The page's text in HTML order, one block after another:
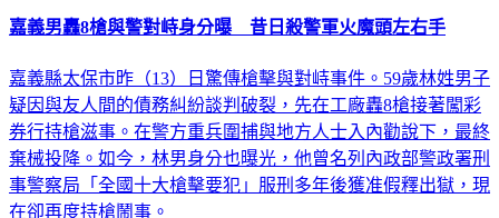
嘉義男轟8槍與警對峙身分曝 昔日殺警軍火魔頭左右手
嘉義縣太保市昨（13）日驚傳槍擊與對峙事件。59歲林姓男子
疑因與友人間的債務糾紛談判破裂，先在工廠轟8槍接著闖彩
券行持槍滋事。在警方重兵圍捕與地方人士入內勸說下，最終
棄械投降。如今，林男身分也曝光，他曾名列內政部警政署刑
事警察局「全國十大槍擊要犯」服刑多年後獲准假釋出獄，現
在卻再度持槍鬧事。